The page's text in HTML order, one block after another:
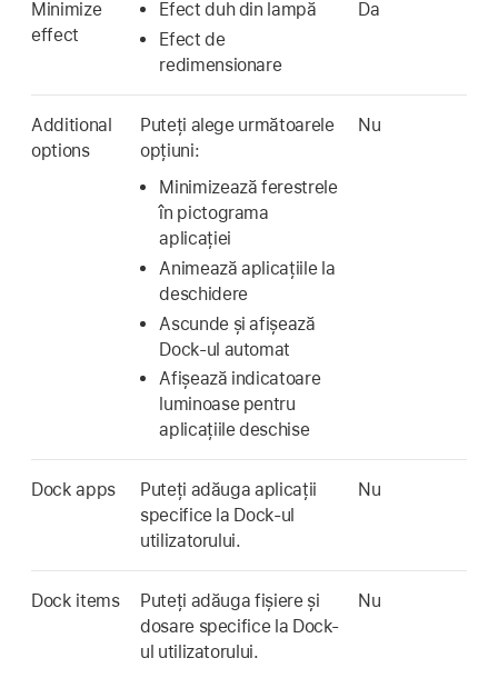
Minimize
effect
Efect duh din lampă
Efect de
redimensionare
Da
Additional
options
Puteți alege următoarele
opțiuni:
Minimizează ferestrele
în pictograma
aplicației
Animează aplicațiile la
deschidere
Ascunde și afișează
Dock-ul automat
Afișează indicatoare
luminoase pentru
aplicațiile deschise
Nu
Dock apps
Puteți adăuga aplicații
specifice la Dock-ul
utilizatorului.
Nu
Dock items
Puteți adăuga fișiere și
dosare specifice la Dock-
ul utilizatorului.
Nu